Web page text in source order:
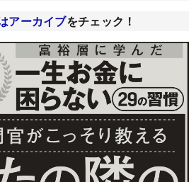
アーカイブをチェック！